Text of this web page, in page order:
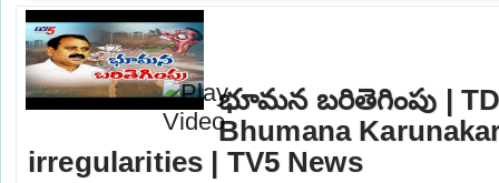
భూమన బరితెగింపు |
Bhumana
irregularities | TV5 News